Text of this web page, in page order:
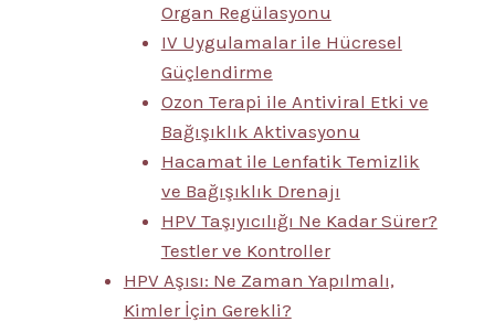
Organ Regülasyonu
IV Uygulamalar ile Hücresel
Güçlendirme
Ozon Terapi ile Antiviral Etki ve
Bağışıklık Aktivasyonu
Hacamat ile Lenfatik Temizlik
ve Bağışıklık Drenajı
HPV Taşıyıcılığı Ne Kadar Sürer?
Testler ve Kontroller
HPV Aşısı: Ne Zaman Yapılmalı,
Kimler İçin Gerekli?